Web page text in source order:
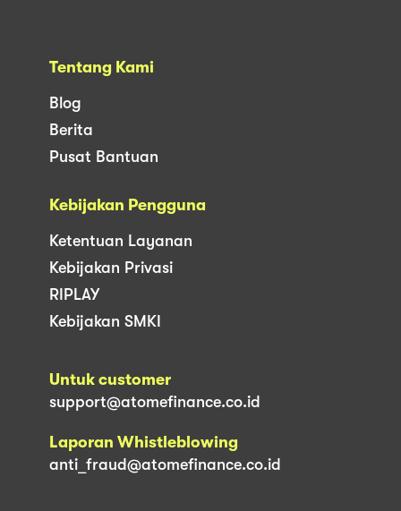
Tentang Kami
Blog
Berita
Pusat Bantuan
Kebijakan Pengguna
Ketentuan Layanan
Kebijakan Privasi
RIPLAY
Kebijakan SMKI
Untuk customer
support@atomefinance.co.id
Laporan Whistleblowing
anti_fraud@atomefinance.co.id